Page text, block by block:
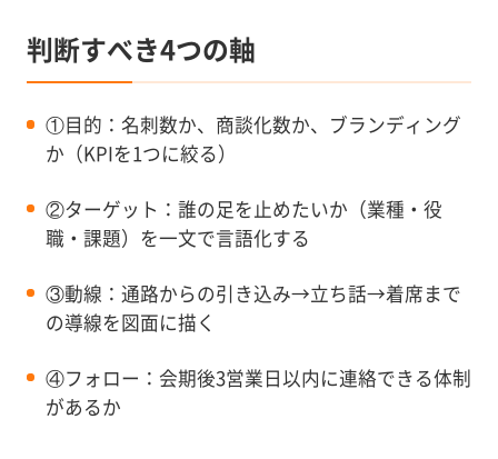
判断すべき4つの軸
①目的：名刺数か、商談化数か、ブランディング
か（KPIを1つに絞る）
②ターゲット：誰の足を止めたいか（業種・役
職・課題）を一文で言語化する
③動線：通路からの引き込み→立ち話→着席まで
の導線を図面に描く
④フォロー：会期後3営業日以内に連絡できる体制
があるか